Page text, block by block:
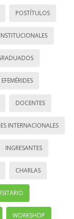
POSTÍTULOS
INSTITUCIONALES
EFEMÉRIDES
DOCENTES
INTERNACIONALES
INGRESANTES
CHARLAS
WORKSHOP